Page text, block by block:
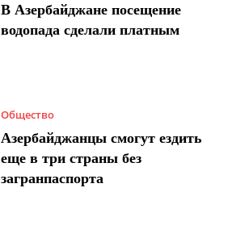
В Азербайджане посещение
водопада сделали платным
Общество
Азербайджанцы смогут ездить
еще в три страны без
загранпаспорта